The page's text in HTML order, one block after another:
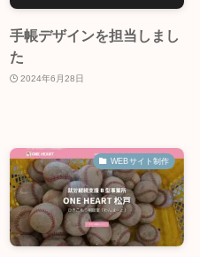
手帳デザインを担当しまし
た
2024年6月28日
WEBサイト制作